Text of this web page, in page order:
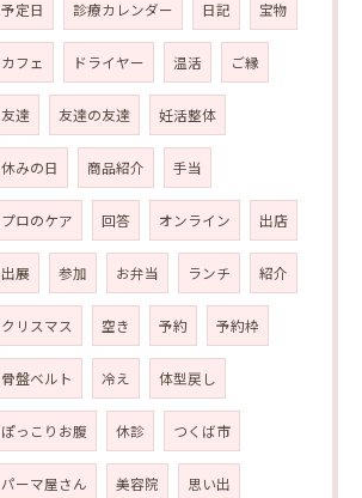
予定日 診療カレンダー 日記 宝物
カフェ ドライヤー 温活 ご縁
友達 友達の友達 妊活整体
休みの日 商品紹介 手当
プロのケア 回答 オンライン 出店
出展 参加 お弁当 ランチ 紹介
クリスマス 空き 予約 予約枠
骨盤ベルト 冷え 体型戻し
ぽっこりお腹 休診 つくば市
パーマ屋さん 美容院 思い出